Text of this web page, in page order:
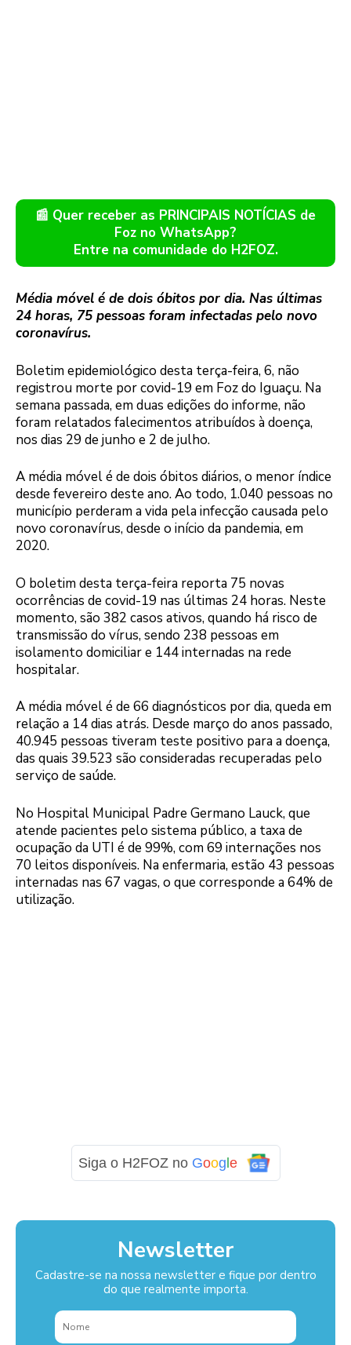
📰 Quer receber as PRINCIPAIS NOTÍCIAS de
Foz no WhatsApp?
Entre na comunidade do H2FOZ.
Média móvel é de dois óbitos por dia. Nas últimas
24 horas, 75 pessoas foram infectadas pelo novo
coronavírus.
Boletim epidemiológico desta terça-feira, 6, não
registrou morte por covid-19 em Foz do Iguaçu. Na
semana passada, em duas edições do informe, não
foram relatados falecimentos atribuídos à doença,
nos dias 29 de junho e 2 de julho.
A média móvel é de dois óbitos diários, o menor índice
desde fevereiro deste ano. Ao todo, 1.040 pessoas no
município perderam a vida pela infecção causada pelo
novo coronavírus, desde o início da pandemia, em
2020.
O boletim desta terça-feira reporta 75 novas
ocorrências de covid-19 nas últimas 24 horas. Neste
momento, são 382 casos ativos, quando há risco de
transmissão do vírus, sendo 238 pessoas em
isolamento domiciliar e 144 internadas na rede
hospitalar.
A média móvel é de 66 diagnósticos por dia, queda em
relação a 14 dias atrás. Desde março do anos passado,
40.945 pessoas tiveram teste positivo para a doença,
das quais 39.523 são consideradas recuperadas pelo
serviço de saúde.
No Hospital Municipal Padre Germano Lauck, que
atende pacientes pelo sistema público, a taxa de
ocupação da UTI é de 99%, com 69 internações nos
70 leitos disponíveis. Na enfermaria, estão 43 pessoas
internadas nas 67 vagas, o que corresponde a 64% de
utilização.
Siga o H2FOZ no Google
Newsletter
Cadastre-se na nossa newsletter e fique por dentro
do que realmente importa.